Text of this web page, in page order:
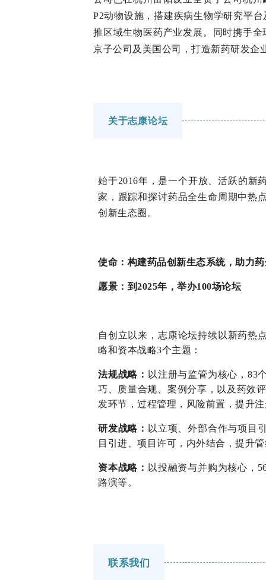
P2动物设施，搭建疾病生物学研究平
推区域生物医药产业发展。同时携手
京子公司及美国公司，打造新药研发企
关于志康论坛
始于2016年，是一个开放、活跃的新
家，跟踪和探讨药品全生命周期中热
创新生态圈。
使命： 构建药品创新生态系统，助力
愿景： 到2025年，举办100场论坛
自创立以来，志康论坛持续以新药热
略和资本战略3个主题：
法规战略： 以注册与监管为核心，83
巧、质量合规、案例分享，以及药效
发环节，过程管理，风险前置，提升
研发战略： 以立项、外部合作与项目
目引进、项目许可，内外结合，提升
资本战略： 以投融资与并购为核心，
路演等。
联系我们